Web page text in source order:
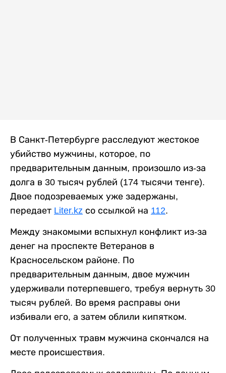
В Санкт-Петербурге расследуют жестокое
убийство мужчины, которое, по
предварительным данным, произошло из-за
долга в 30 тысяч рублей (174 тысячи тенге).
Двое подозреваемых уже задержаны,
передает Liter.kz со ссылкой на 112.
Между знакомыми вспыхнул конфликт из-за
денег на проспекте Ветеранов в
Красносельском районе. По
предварительным данным, двое мужчин
удерживали потерпевшего, требуя вернуть 30
тысяч рублей. Во время расправы они
избивали его, а затем облили кипятком.
От полученных травм мужчина скончался на
месте происшествия.